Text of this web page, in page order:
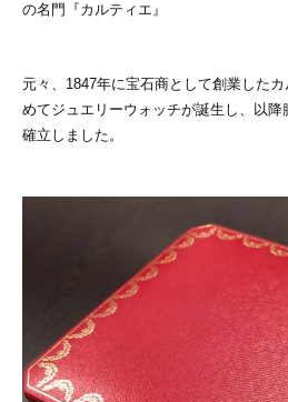
の名門『カルティエ』
元々、1847年に宝石商として創業した
めてジュエリーウォッチが誕生し、以
確立しました。